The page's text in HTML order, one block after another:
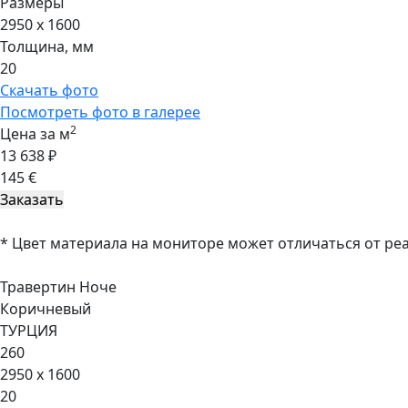
2950 x 1600
Толщина, мм
20
Скачать фото
Посмотреть фото в галерее
Цена за м2
13 638 ₽
145 €
* Цвет материала на мониторе может отличаться от
Травертин Ноче
Коричневый
ТУРЦИЯ
260
2950 x 1600
20